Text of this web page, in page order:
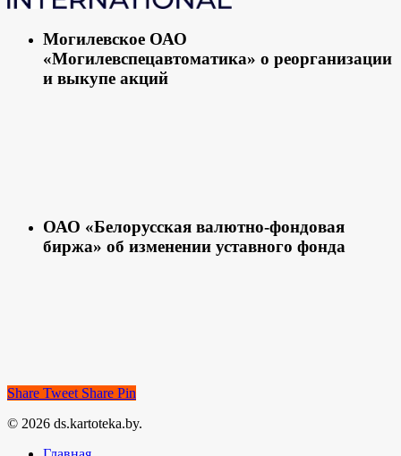
Могилевское ОАО
«Могилевспецавтоматика» о реорганизации
и выкупе акций
ОАО «Белорусская валютно-фондовая
биржа» об изменении уставного фонда
Share Tweet Share Pin
© 2026 ds.kartoteka.by.